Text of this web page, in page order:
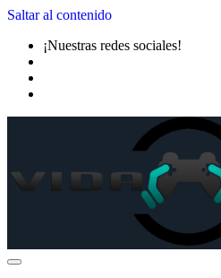
Saltar al contenido
¡Nuestras redes sociales!